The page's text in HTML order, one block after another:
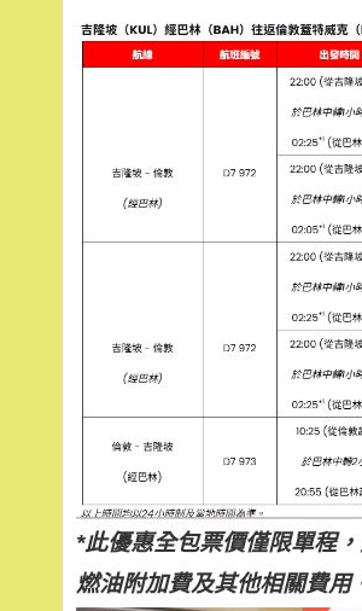
*此優惠全包票價僅限單程
燃油附加費及其他相關費用